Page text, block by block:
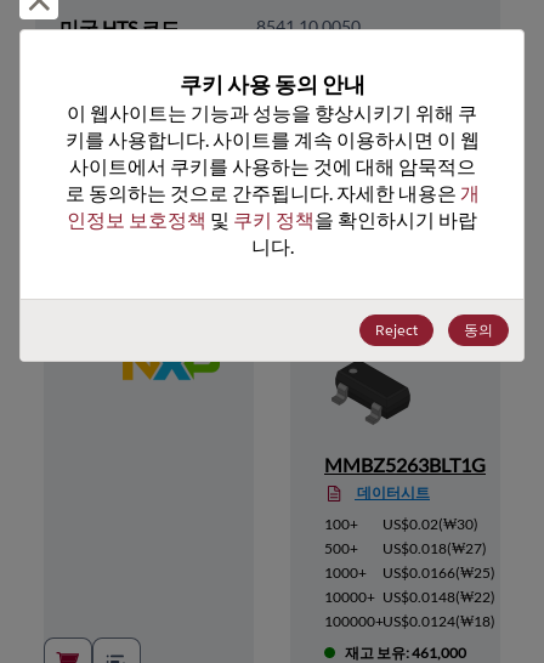
미국 HTS 코드 8541.10.0050
추천 대체 제품
MMBZ5263BLT1G
데이터시트
100+
US$0.02(₩30)
500+
US$0.018(₩27)
1000+
US$0.0166(₩25)
10000+ US$0.0148(₩22)
100000+US$0.0124(₩18)
재고 보유: 461,000
쿠키 사용 동의 안내
이 웹사이트는 기능과 성능을 향상시키기 위해 쿠
키를 사용합니다. 사이트를 계속 이용하시면 이 웹
사이트에서 쿠키를 사용하는 것에 대해 암묵적으
로 동의하는 것으로 간주됩니다. 자세한 내용은 개
인정보 보호정책 및 쿠키 정책을 확인하시기 바랍
니다.
Reject 동의